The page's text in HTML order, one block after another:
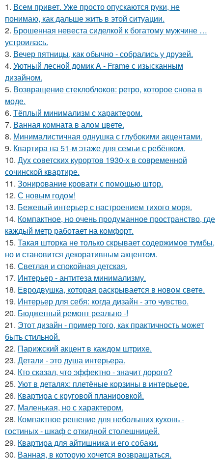
1. Всем привет. Уже просто опускаются руки, не
понимаю, как дальше жить в этой ситуации.
2. Брошенная невеста сиделкой к богатому мужчине …
устроилась.
3. Вечер пятницы, как обычно - собрались у друзей.
4. Уютный лесной домик A - Frame с изысканным
дизайном.
5. Возвращение стеклоблоков: ретро, которое снова в
моде.
6. Тёплый минимализм с характером.
7. Ванная комната в алом цвете.
8. Минималистичная однушка с глубокими акцентами.
9. Квартира на 51-м этаже для семьи с ребёнком.
10. Дух советских курортов 1930-х в современной
сочинской квартире.
11. Зонирование кровати с помощью штор.
12. С новым годом!
13. Бежевый интерьер с настроением тихого моря.
14. Компактное, но очень продуманное пространство, где
каждый метр работает на комфорт.
15. Такая шторка не только скрывает содержимое тумбы,
но и становится декоративным акцентом.
16. Светлая и спокойная детская.
17. Интерьер - антитеза минимализму.
18. Евродвушка, которая раскрывается в новом свете.
19. Интерьер для себя: когда дизайн - это чувство.
20. Бюджетный ремонт реально -!
21. Этот дизайн - пример того, как практичность может
быть стильной.
22. Парижский акцент в каждом штрихе.
23. Детали - это душа интерьера.
24. Кто сказал, что эффектно - значит дорого?
25. Уют в деталях: плетёные корзины в интерьере.
26. Квартира с круговой планировкой.
27. Маленькая, но с характером.
28. Компактное решение для небольших кухонь -
гостиных - шкаф с откидной столешницей.
29. Квартира для айтишника и его собаки.
30. Ванная, в которую хочется возвращаться.